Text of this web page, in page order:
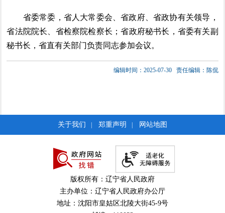
省委常委，省人大常委会、省政府、省政协有关领导，
省法院院长、省检察院检察长；省政府秘书长，省委有关副
秘书长，省直有关部门负责同志参加会议。
编辑时间：2025-07-30 责任编辑：陈侃
关于我们 郑重声明 网站地图
版权所有：辽宁省人民政府
主办单位：辽宁省人民政府办公厅
地址：沈阳市皇姑区北陵大街45-9号